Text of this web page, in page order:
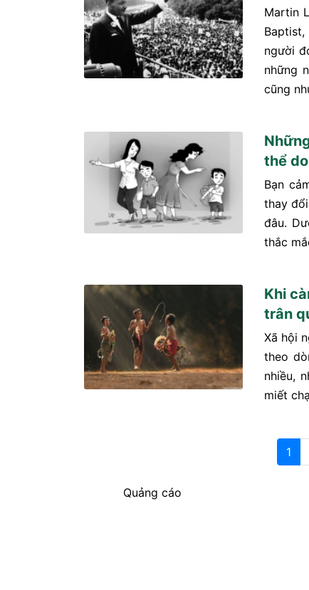
Martin
người
những
cũng
thể
Bạn
thay
đâu.
thắc
Khi
trân
Xã hội
theo
nhiều,
miết
1
Quảng cáo